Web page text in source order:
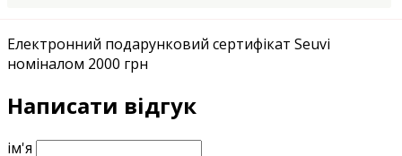
Електронний подарунковий сертифікат Seuvi
номіналом 2000 грн
Написати відгук
ім'я